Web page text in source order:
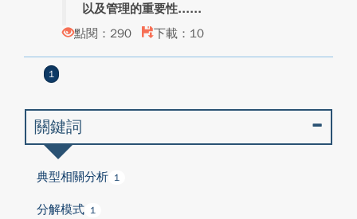
以及管理的重要性...
點閱：290
下載：10
1
關鍵詞
典型相關分析 1
分解模式 1